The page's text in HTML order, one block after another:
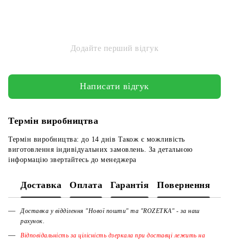
Додайте перший відгук
Написати відгук
Термін виробництва
Термін виробництва: до 14 днів Також є можливість
виготовлення індивідуальних замовлень. За детальною
інформацію звертайтесь до менеджера
Доставка Оплата Гарантія Повернення
Доставка у відділення "Нової пошти" та "ROZETKA" - за наш
рахунок.
Відповідальність за цілісність дзеркала при доставці лежить на